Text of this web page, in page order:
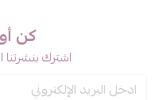
كن
اشترك